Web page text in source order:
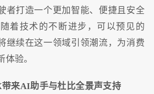
者打造一个更加智能、便捷且安全
着技术的不断进步，可以预见的
继续在这一领域引领潮流，为消费
体验。
来AI助手与杜比全景声支持